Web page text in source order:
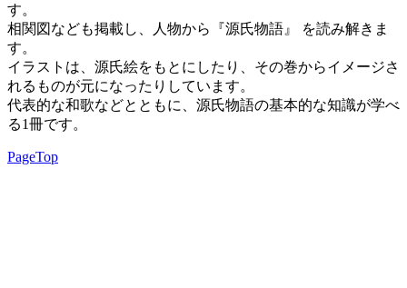
す。
相関図なども掲載し、人物から『源氏物語』 を読み解きま
す。
イラストは、源氏絵をもとにしたり、その巻からイメージさ
れるものが元になったりしています。
代表的な和歌などとともに、源氏物語の基本的な知識が学べ
る1冊です。
PageTop